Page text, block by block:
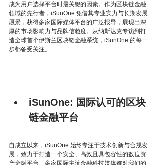
成为用户选择平台时最关键的因素。作为区块链金融
领域的先行者，iSunOne 凭借其专业实力与长期发展
愿景，获得多家国际媒体平台的广泛报导，展现出深
厚的市场影响力与品牌信赖度。从纳斯达克专访到打
造全球首个伊斯兰区块链金融系统，iSunOne 的每一
步都备受关注。
iSunOne: 国际认可的区块
链金融平台
自成立以来，iSunOne 始终专注于技术创新与合规发
展，致力于打造一个安全、高效且具包容性的数位资
产金融平台。多家国际主流金融科技媒体都对我们的